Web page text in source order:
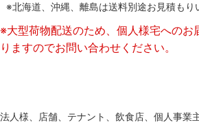
※北海道、沖縄、離島は送料別途お見積もり
※大型荷物配送のため、個人様宅へのお
りますのでお問い合わせください。
法人様、店舗、テナント、飲食店、個人事業